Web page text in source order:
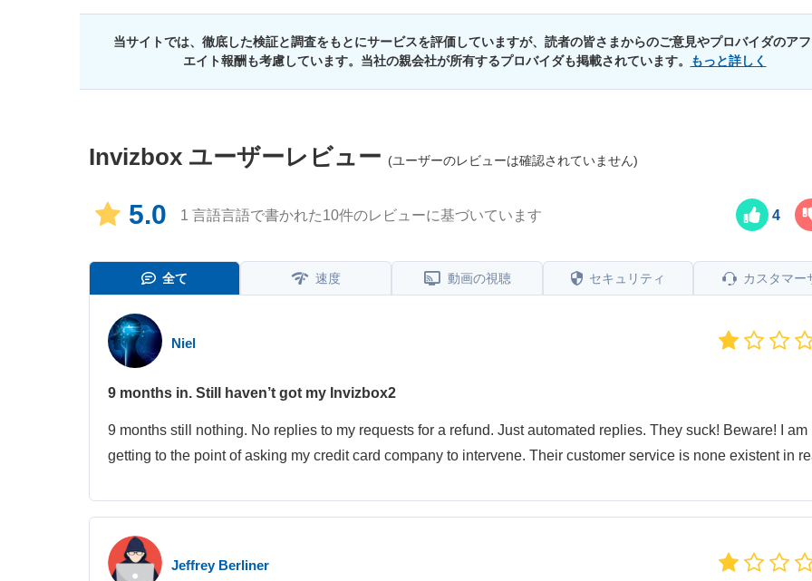
当サイトでは、徹底した検証と調査をもとにサービスを評価していますが、読者の皆さまからのご意見やプロバイダのア
エイト報酬も考慮しています。当社の親会社が所有するプロバイダも掲載されています。
もっと詳しく
Invizbox ユーザーレビュー (ユーザーのレビューは確認されていません)
5.0 1 言語言語で書かれた10件のレビューに基づいています 4
全て 速度 動画の視聴 セキュリティ カスタマー
Niel
9 months in. Still haven’t got my Invizbox2
9 months still nothing. No replies to my requests for a refund. Just automated replies. They suck! Beware! I am
getting to the point of asking my credit card company to intervene. Their customer service is none existent in
Jeffrey Berliner